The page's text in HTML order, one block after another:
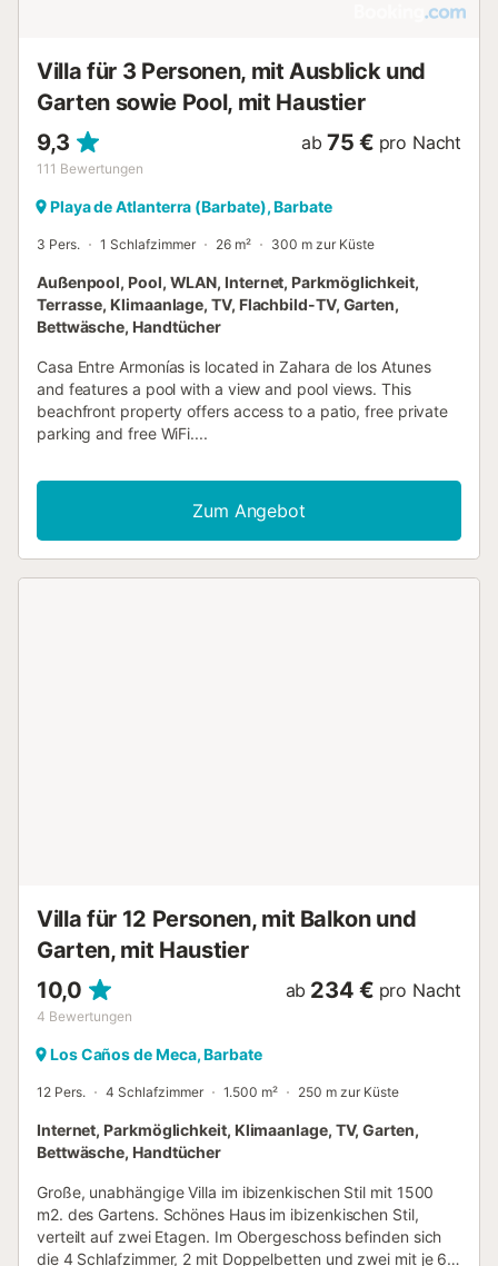
Villa für 3 Personen, mit Ausblick und
Garten sowie Pool, mit Haustier
9,3
111 Bewertungen
ab 75 € pro Nacht
Playa de Atlanterra (Barbate), Barbate
3 Pers. 1 Schlafzimmer 26 m² 300 m zur Küste
Außenpool, Pool, WLAN, Internet, Parkmöglichkeit,
Terrasse, Klimaanlage, TV, Flachbild-TV, Garten,
Bettwäsche, Handtücher
Casa Entre Armonías is located in Zahara de los Atunes
and features a pool with a view and pool views. This
beachfront property offers access to a patio, free private
parking and free WiFi....
Zum Angebot
Villa für 12 Personen, mit Balkon und
Garten, mit Haustier
10,0
4 Bewertungen
ab 234 € pro Nacht
Los Caños de Meca, Barbate
12 Pers. 4 Schlafzimmer 1.500 m² 250 m zur Küste
Internet, Parkmöglichkeit, Klimaanlage, TV, Garten,
Bettwäsche, Handtücher
Große, unabhängige Villa im ibizenkischen Stil mit 1500
m2. des Gartens. Schönes Haus im ibizenkischen Stil,
verteilt auf zwei Etagen. Im Obergeschoss befinden sich
die 4 Schlafzimmer, 2 mit Doppelbetten und zwei mit je 6